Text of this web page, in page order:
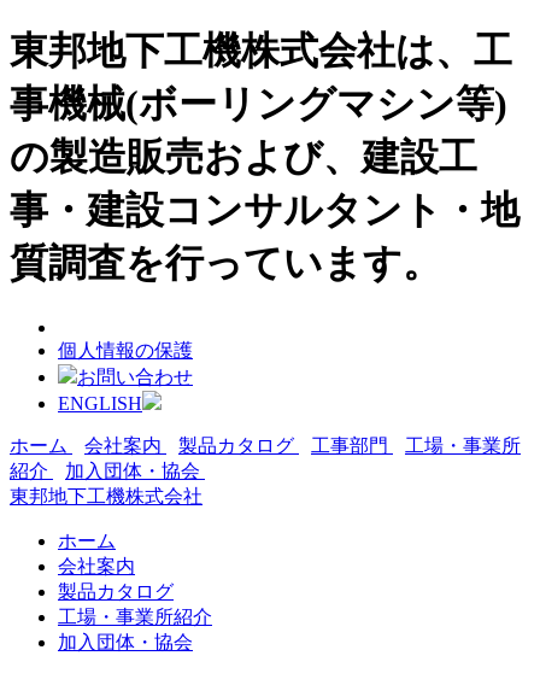
東邦地下工機株式会社は、工
事機械(ボーリングマシン等)
の製造販売および、建設工
事・建設コンサルタント・地
質調査を行っています。
個人情報の保護
お問い合わせ
ENGLISH
ホーム 会社案内 製品カタログ 工事部門
工場・事業所
紹介
加入団体・協会
東邦地下工機株式会社
ホーム
会社案内
製品カタログ
工場・事業所紹介
加入団体・協会